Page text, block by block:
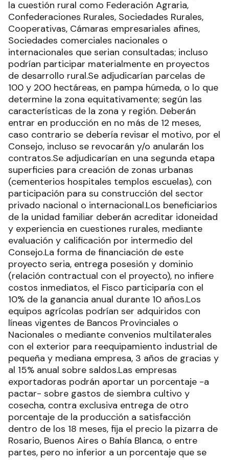
la cuestión rural como Federación Agraria,
Confederaciones Rurales, Sociedades Rurales,
Cooperativas, Cámaras empresariales afines,
Sociedades comerciales nacionales o
internacionales que serian consultadas; incluso
podrían participar materialmente en proyectos
de desarrollo rural.Se adjudicarían parcelas de
100 y 200 hectáreas, en pampa húmeda, o lo que
determine la zona equitativamente; según las
características de la zona y región. Deberán
entrar en producción en no más de 12 meses,
caso contrario se debería revisar el motivo, por el
Consejo, incluso se revocarán y/o anularán los
contratos.Se adjudicarían en una segunda etapa
superficies para creación de zonas urbanas
(cementerios hospitales templos escuelas), con
participación para su construcción del sector
privado nacional o internacional.Los beneficiarios
de la unidad familiar deberán acreditar idoneidad
y experiencia en cuestiones rurales, mediante
evaluación y calificación por intermedio del
Consejo.La forma de financiación de este
proyecto seria, entrega posesión y dominio
(relación contractual con el proyecto), no infiere
costos inmediatos, el Fisco participaría con el
10% de la ganancia anual durante 10 años.Los
equipos agrícolas podrían ser adquiridos con
líneas vigentes de Bancos Provinciales o
Nacionales o mediante convenios multilaterales
con el exterior para reequipamiento industrial de
pequeña y mediana empresa, 3 años de gracias y
al 15% anual sobre saldos.Las empresas
exportadoras podrán aportar un porcentaje -a
pactar- sobre gastos de siembra cultivo y
cosecha, contra exclusiva entrega de otro
porcentaje de la producción a satisfacción
dentro de los 18 meses, fija el precio la pizarra de
Rosario, Buenos Aires o Bahía Blanca, o entre
partes, pero no inferior a un porcentaje que se